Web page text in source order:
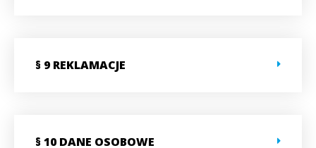
§ 9 REKLAMACJE
§ 10 DANE OSOBOWE